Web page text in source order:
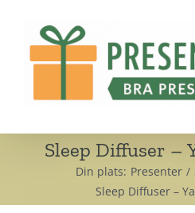
Sleep Diffuser –
Din plats: Presenter
Sleep Diffuser –